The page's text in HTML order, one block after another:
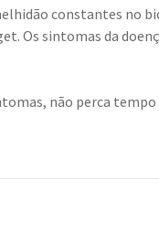
constantes no
Os sintomas da
não perca